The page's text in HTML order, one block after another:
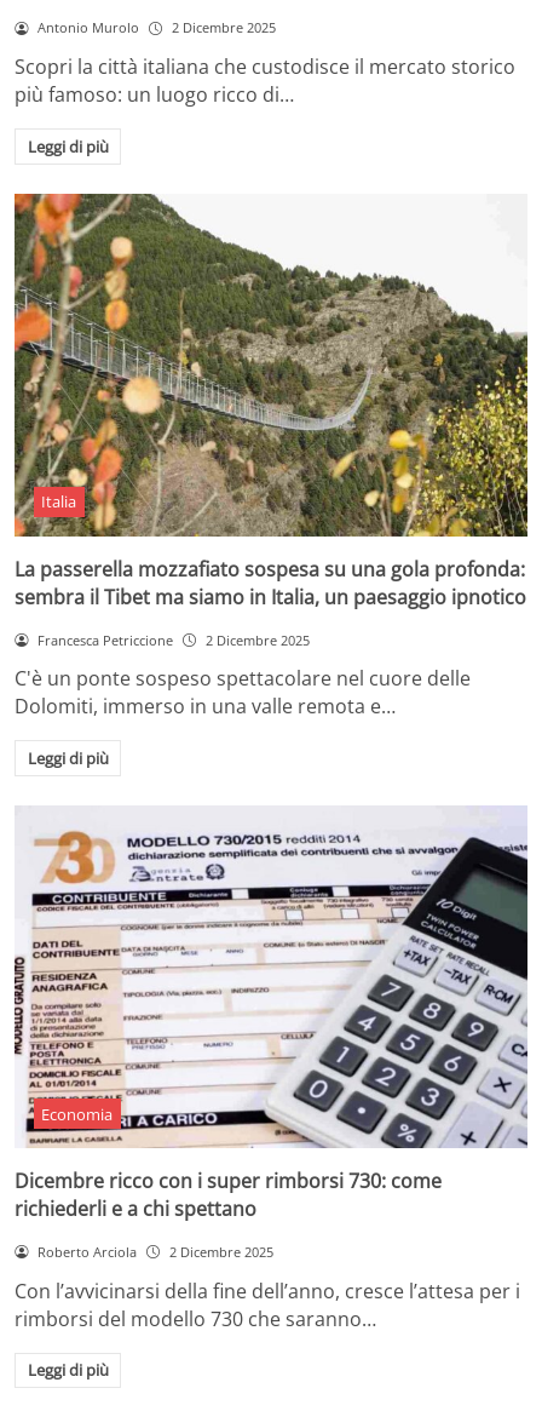
Antonio Murolo 2 Dicembre 2025
Scopri la città italiana che custodisce il mercato storico
più famoso: un luogo ricco di…
Leggi di più
Italia
La passerella mozzafiato sospesa su una gola profonda:
sembra il Tibet ma siamo in Italia, un paesaggio ipnotico
Francesca Petriccione 2 Dicembre 2025
C'è un ponte sospeso spettacolare nel cuore delle
Dolomiti, immerso in una valle remota e…
Leggi di più
Economia
Dicembre ricco con i super rimborsi 730: come
richiederli e a chi spettano
Roberto Arciola 2 Dicembre 2025
Con l’avvicinarsi della fine dell’anno, cresce l’attesa per i
rimborsi del modello 730 che saranno…
Leggi di più